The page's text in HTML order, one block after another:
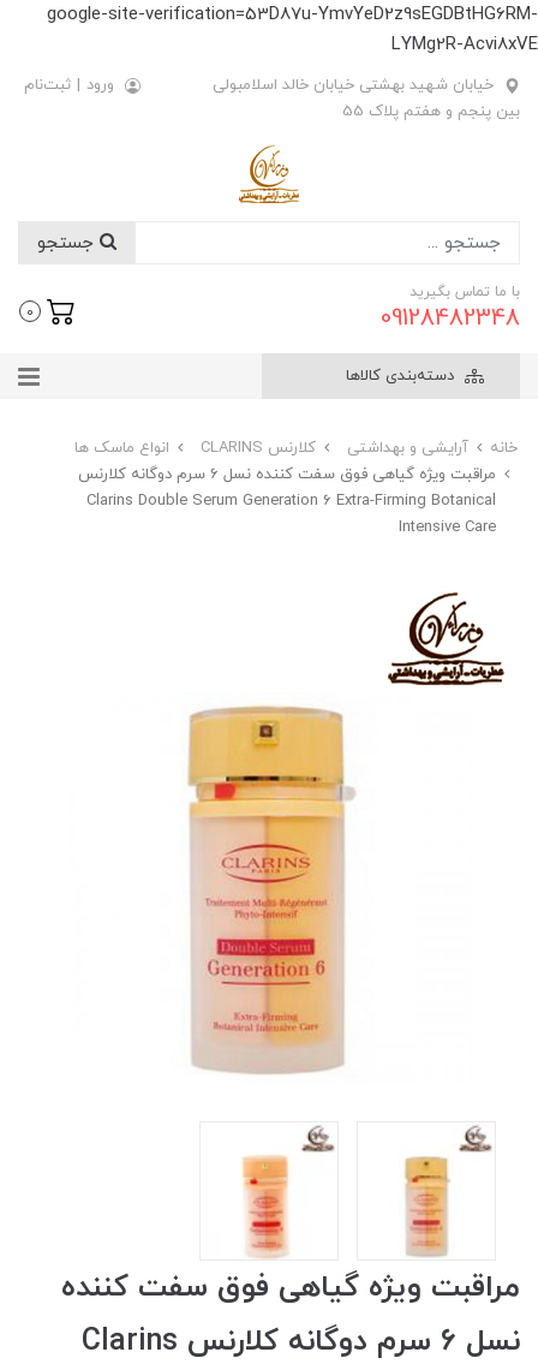
google-site-verification=53D87u-YmvYeD2z9sEGDBtHG6RM-
LYMg2R-Acvi8xVE
خیابان شهید بهشتی خیابان خالد اسلامبولی
بین پنجم و هفتم پلاک 55
ورود | ثبت‌نام
با ما تماس بگیرید
09128482348
0
دسته‌بندی کالاها
خانه آرایشی و بهداشتی کلارنس CLARINS
انواع ماسک ها
مراقبت ویژه گیاهی فوق سفت کننده نسل 6 سرم دوگانه کلارنس
Clarins Double Serum Generation 6 Extra-Firming Botanical
Intensive Care
مراقبت ویژه گیاهی فوق سفت کننده
نسل 6 سرم دوگانه کلارنس Clarins